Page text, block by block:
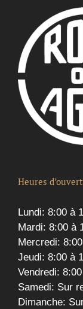
Heures
Lundi: 8:00 à
Mardi: 8:00 à
Mercredi:
Jeudi: 8:00 à
Vendredi:
Samedi: Sur
Dimanche: